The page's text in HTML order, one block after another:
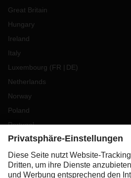
Great Britain
Hungary
Ireland
Italy
Luxembourg (FR DE)
Netherlands
Norway
Poland
Portugal
Romania
Slovakia
Spain